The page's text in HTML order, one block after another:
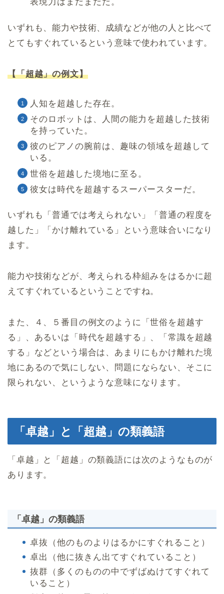
表現力はまだまだだ。
いずれも、能力や技術、成績などが他の人と比べて
とてもすぐれているという意味で使われています。
【「超越」の例文】
人知を超越した存在。
そのロボットは、人間の能力を超越した技術
を持っていた。
彼のピアノの腕前は、趣味の領域を超越して
いる。
世俗を超越した境地に至る。
彼女は時代を超越するスーパースターだ。
いずれも「普通では考えられない」「普通の程度を
越した」「かけ離れている」という意味合いになり
ます。
能力や技術などが、考えられる枠組みをはるかに超
えてすぐれているということですね。
また、４、５番目の例文のように「世俗を超越す
る」、あるいは「時代を超越する」、「常識を超越
する」などという場合は、あまりにもかけ離れた境
地にあるので気にしない、問題にならない、そこに
限られない、というような意味になります。
「卓越」と「超越」の類義語
「卓越」と「超越」の類義語には次のようなものが
あります。
「卓越」の類義語
卓抜（他のものよりはるかにすぐれること）
卓出（他に抜きん出てすぐれていること）
抜群（多くのものの中でずばぬけてすぐれて
いること）